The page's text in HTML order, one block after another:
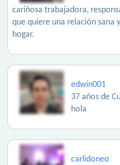
cariñosa trabajadora,
que quiere una relación sana
hogar.
edwin001
37 años de
hola
carlidoneo